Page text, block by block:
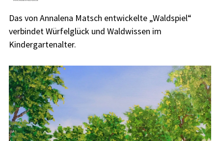
Das von Annalena Matsch entwickelte „Waldspiel“
verbindet Würfelglück und Waldwissen im
Kindergartenalter.